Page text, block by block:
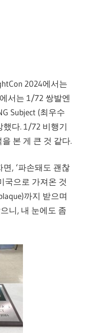
2024에서는
서는 1/72 쌍발엔
Subject (최우수
다. 1/72 비행기
본 게 큰 것 같다.
, ‘파손돼도 괜찮
국으로 가져온 것
까지 받으며
니, 내 눈에도 좀